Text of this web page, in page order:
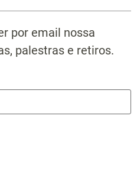
por email nossa
palestras e retiros.